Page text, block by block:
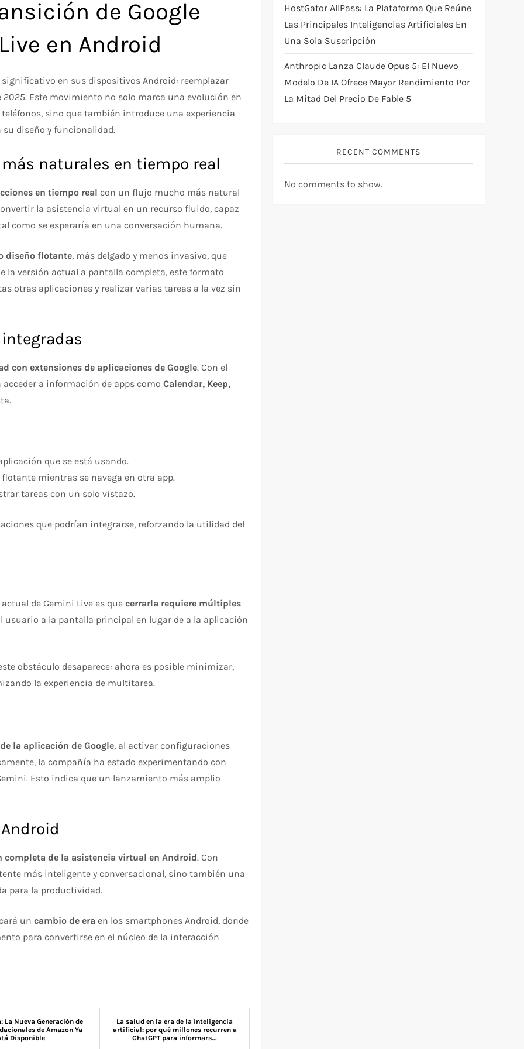
de Google
en Android
en sus dispositivos Android: reemplazar
Este movimiento no solo marca una evolución en
sino que también introduce una experiencia
diseño y funcionalidad.
naturales en tiempo real
en tiempo real con un flujo mucho más natural
la asistencia virtual en un recurso fluido, capaz
como se esperaría en una conversación humana.
diseño flotante, más delgado y menos invasivo, que
la versión actual a pantalla completa, este formato
otras aplicaciones y realizar varias tareas a la vez sin
con extensiones de aplicaciones de Google. Con el
acceder a información de apps comoCalendar, Keep,
que se está usando.
mientras se navega en otra app.
tareas con un solo vistazo.
que podrían integrarse, reforzando la utilidad del
de Gemini Live es quecerrarla requiere múltiples
usuario a la pantalla principal en lugar de a la aplicación
obstáculo desaparece: ahora es posible minimizar,
la experiencia de multitarea.
la aplicación de Google, al activar configuraciones
la compañía ha estado experimentando con
Esto indica que un lanzamiento más amplio
completa de la asistencia virtual en Android. Con
más inteligente y conversacional, sino también una
para la productividad.
uncambio de era en los smartphones Android, donde
para convertirse en el núcleo de la interacción
La Nueva Generación de
de Amazon Ya
Disponible
La salud en la era de la inteligencia
artificial: por qué millones recurren a
ChatGPT para informars...
HostGator AllPass: La Plataforma Que Reúne
Las Principales Inteligencias Artificiales En
Una Sola Suscripción
Anthropic Lanza Claude Opus 5: El Nuevo
Modelo De IA Ofrece Mayor Rendimiento Por
La Mitad Del Precio De Fable 5
RECENT COMMENTS
No comments to show.